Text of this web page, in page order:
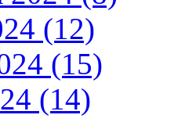
(12)
(15)
(14)